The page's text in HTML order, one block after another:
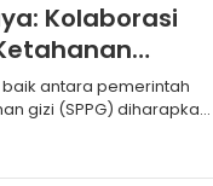
Kolaborasi
antara pemerintah
gizi (SPPG) diharapkan